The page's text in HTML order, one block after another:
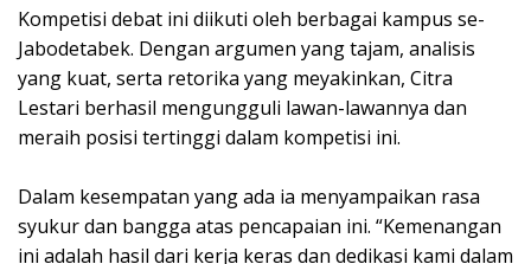
Kompetisi debat ini diikuti oleh berbagai kampus se-
Jabodetabek. Dengan argumen yang tajam, analisis
yang kuat, serta retorika yang meyakinkan, Citra
Lestari berhasil mengungguli lawan-lawannya dan
meraih posisi tertinggi dalam kompetisi ini.
Dalam kesempatan yang ada ia menyampaikan rasa
syukur dan bangga atas pencapaian ini. “Kemenangan
ini adalah hasil dari kerja keras dan dedikasi kami dalam